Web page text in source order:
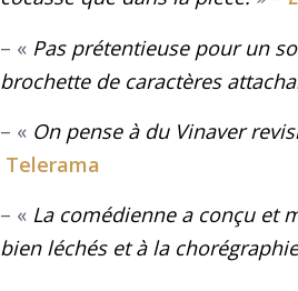
– « Pas prétentieuse pour un
brochette de caractères
– « On pense à du Vinaver
Telerama
– « La comédienne a conçu et
bien léchés et à la